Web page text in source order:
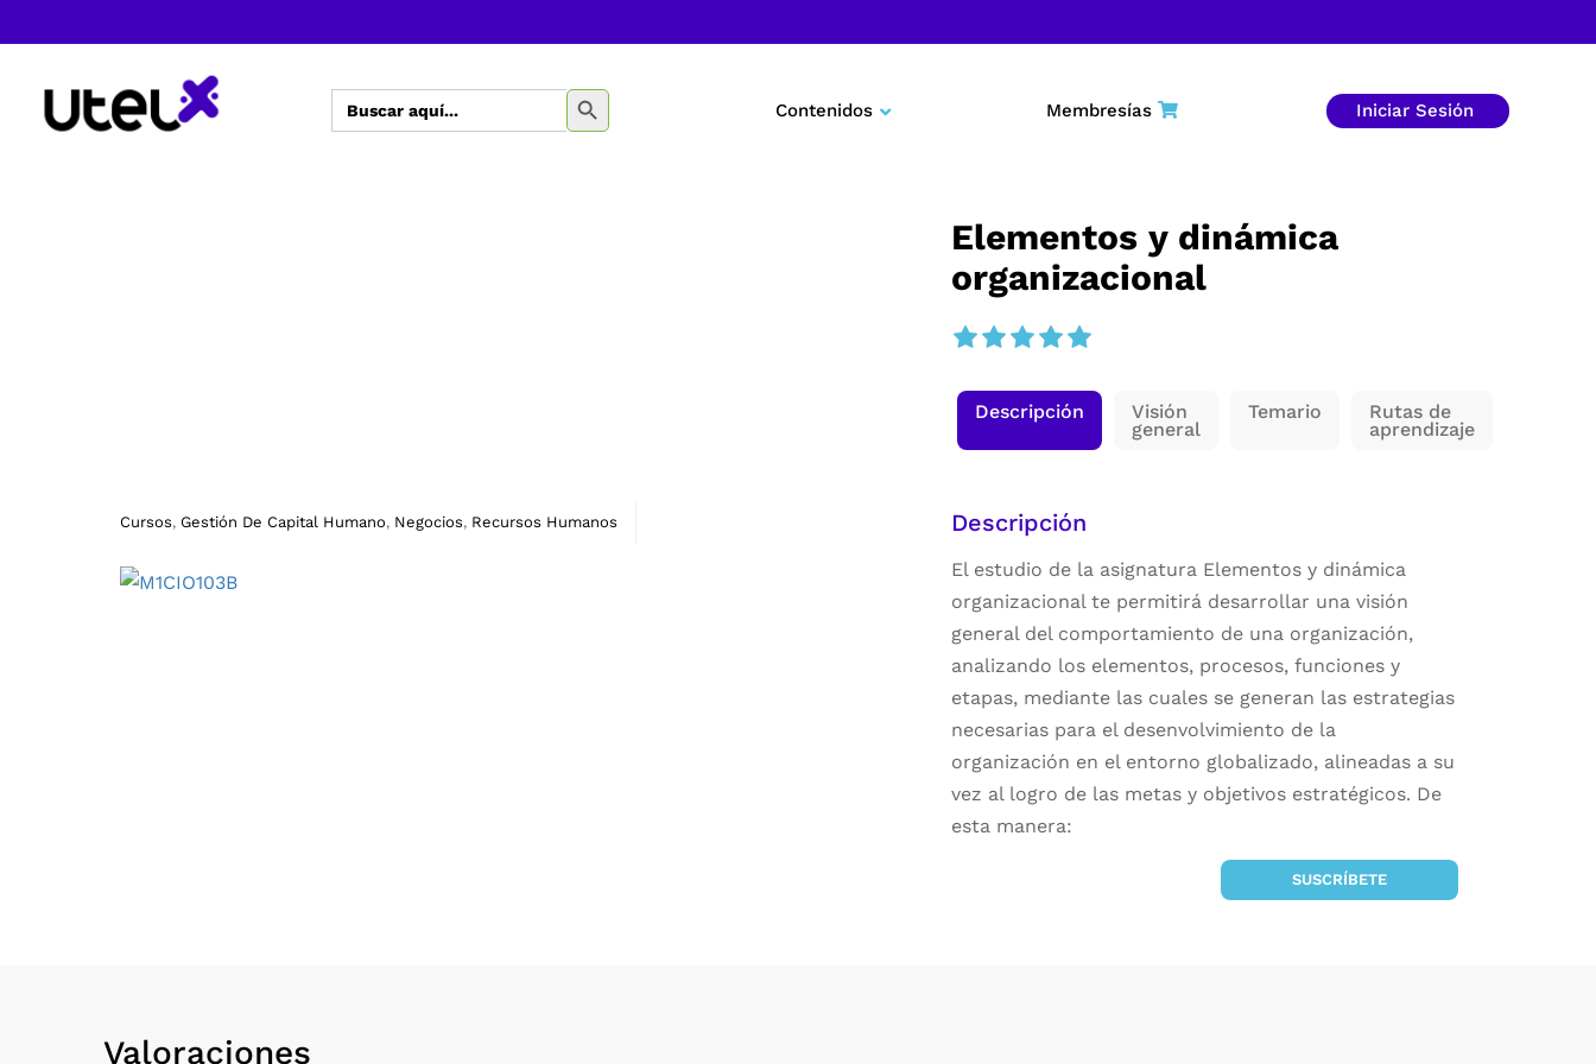
Buscar: BOTÓN DE BÚSQUEDA
Contenidos Membresías Iniciar Sesión
Cursos, Gestión De Capital Humano, Negocios, Recursos Humanos
Elementos y dinámica
organizacional
Descripción Visión
general
Temario Rutas de
aprendizaje
Descripción
El estudio de la asignatura Elementos y dinámica
organizacional te permitirá desarrollar una visión
general del comportamiento de una organización,
analizando los elementos, procesos, funciones y
etapas, mediante las cuales se generan las estrategias
necesarias para el desenvolvimiento de la
organización en el entorno globalizado, alineadas a su
vez al logro de las metas y objetivos estratégicos. De
esta manera:
Obtendrás una perspectiva general en torno a la gestión
empresarial, tomando en cuenta los factores internos y
SUSCRÍBETE
Valoraciones